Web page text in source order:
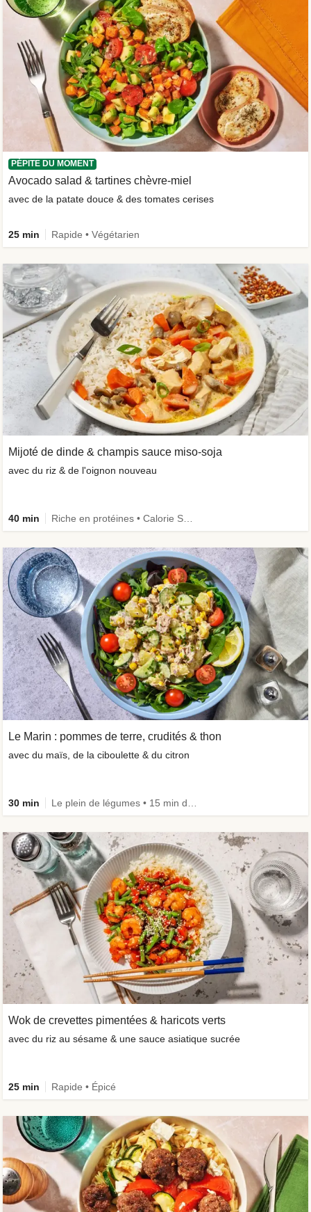
PÉPITE DU MOMENT
Avocado salad & tartines chèvre-miel
avec de la patate douce & des tomates cerises
25 min Rapide • Végétarien
Mijoté de dinde & champis sauce miso-soja
avec du riz & de l'oignon nouveau
40 min
Le Marin : pommes de terre, crudités & thon
avec du maïs, de la ciboulette & du citron
30 min
Wok de crevettes pimentées & haricots verts
avec du riz au sésame & une sauce asiatique sucrée
25 min Rapide • Épicé